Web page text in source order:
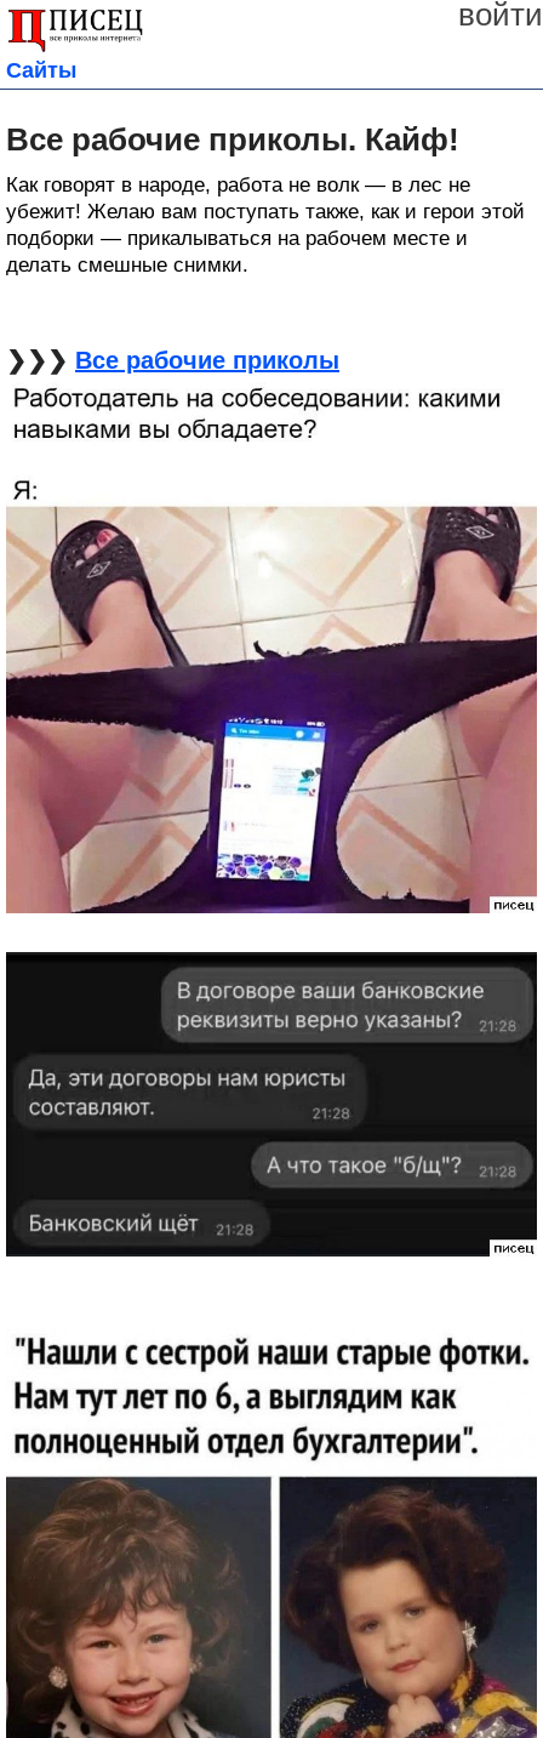
войти
Сайты
Все рабочие приколы. Кайф!
Как говорят в народе, работа не волк — в лес не
убежит! Желаю вам поступать также, как и герои этой
подборки — прикалываться на рабочем месте и
делать смешные снимки.
❯❯❯ Все рабочие приколы